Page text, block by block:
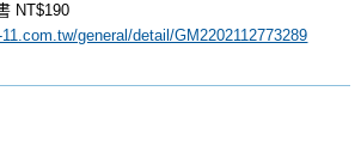
NT$190
general/detail/GM2202112773289